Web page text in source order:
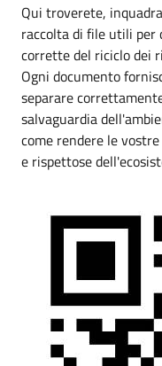
Qui troverete,
raccolta di file utili per
corrette del riciclo dei
Ogni documento
separare
salvaguardia
come rendere le
e rispettose